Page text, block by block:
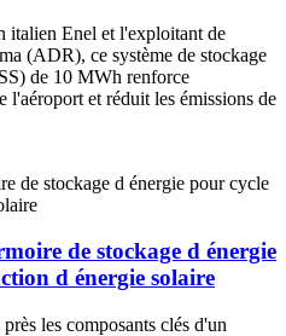
italien Enel et l'exploitant de
(ADR), ce système de stockage
de 10 MWh renforce
l'aéroport et réduit les émissions de
de stockage d énergie
d énergie solaire
les composants clés d'un